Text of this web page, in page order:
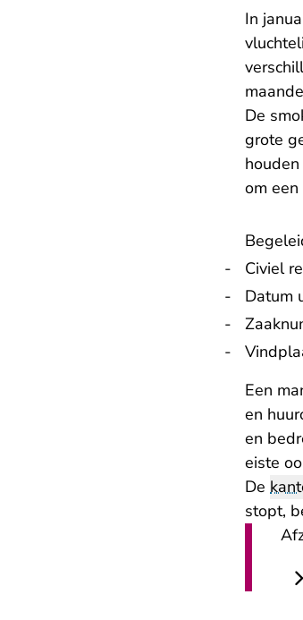
In
De
grote
om
Civiel
Datum
Een
en
en
eiste
De
stopt,